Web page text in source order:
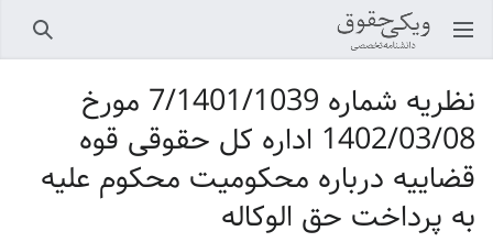
باز کردن منو اصلی جستجو
نظریه شماره 7/1401/1039 مورخ
1402/03/08 اداره کل حقوقی قوه
قضاییه درباره محکومیت محکوم علیه
به پرداخت حق الوکاله